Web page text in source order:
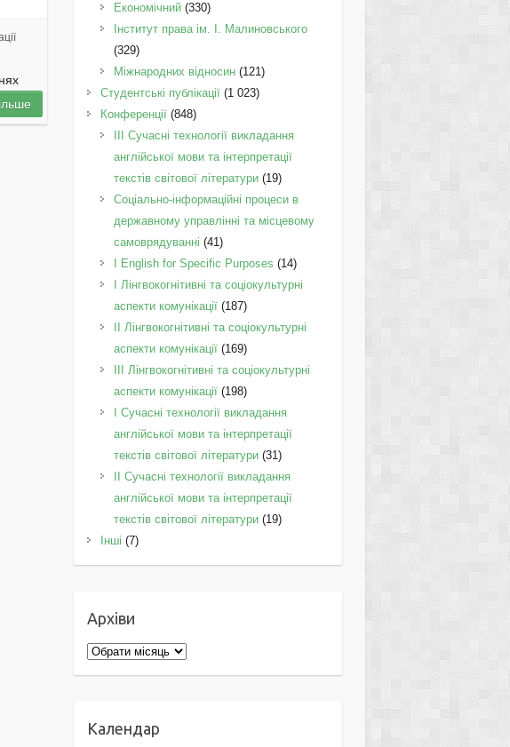
Економічний(330)
Інститут права ім. І. Малиновського
(329)
Міжнародних відносин(121)
Студентські публікації(1 023)
Конференції(848)
III Сучасні технології викладання
англійської мови та інтерпретації
текстів світової літератури(19)
Соціально-інформаційні процеси в
державному управлінні та місцевому
самоврядуванні (41)
І English for Specific Purposes (14)
I Лінгвокогнітивні та соціокультурні
аспекти комунікації(187)
IІ Лінгвокогнітивні та соціокультурні
аспекти комунікації(169)
IІI Лінгвокогнітивні та соціокультурні
аспекти комунікації(198)
I Cучасні технології викладання
англійської мови та інтерпретації
текстів світової літератури(31)
II Cучасні технології викладання
англійської мови та інтерпретації
текстів світової літератури(19)
Інші (7)
Архіви
Архіви
Календар